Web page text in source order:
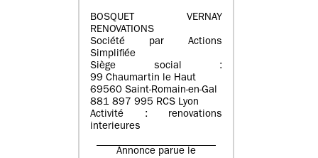
BOSQUET VERNAY
RENOVATIONS
Société par Actions
Simplifiée
Siège social :
99 Chaumartin le Haut
69560 Saint-Romain-en-Gal
881 897 995 RCS Lyon
Activité : renovations
interieures
Annonce parue le